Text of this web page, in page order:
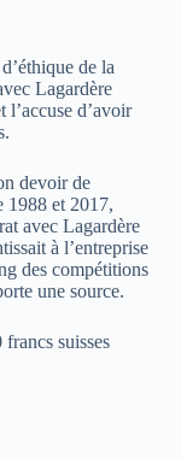
de la
Lagardère
l’accuse d’avoir
devoir de
1988 et 2017,
avec Lagardère
à l’entreprise
des compétitions
une source.
suisses